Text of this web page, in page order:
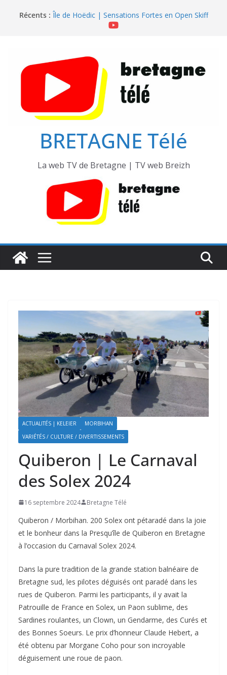
Récents :
Île de Hoëdic | Le Sémaphore ouvert au Public
Île de Hoëdic | Sensations Fortes en Open Skiff
Île de Hoëdic | Dimanche le Jour du Zodiac
BRETAGNE Télé
La web TV de Bretagne | TV web Breizh
ACTUALITÉS | KELEIER
MORBIHAN
VARIÉTÉS / CULTURE / DIVERTISSEMENTS
Quiberon | Le Carnaval
des Solex 2024
16 septembre 2024 Bretagne Télé
Quiberon / Morbihan. 200 Solex ont pétaradé dans la joie
et le bonheur dans la Presqu’île de Quiberon en Bretagne
à l’occasion du Carnaval Solex 2024.
Dans la pure tradition de la grande station balnéaire de
Bretagne sud, les pilotes déguisés ont paradé dans les
rues de Quiberon. Parmi les participants, il y avait la
Patrouille de France en Solex, un Paon sublime, des
Sardines roulantes, un Clown, un Gendarme, des Curés et
des Bonnes Soeurs. Le prix d’honneur Claude Hebert, a
été obtenu par Morgane Coho pour son incroyable
déguisement une roue de paon.